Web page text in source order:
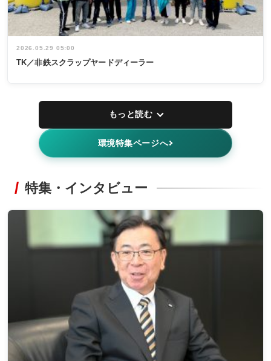
2026.05.29 05:00
TK／非鉄スクラップヤードディーラー
もっと読む
環境特集ページへ
特集・インタビュー